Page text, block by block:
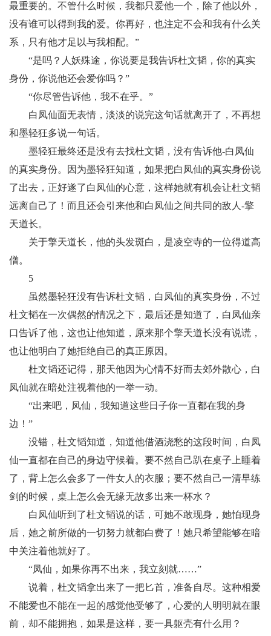
最重要的。不管什么时候，我都只爱他一个，除了他以外，
没有谁可以得到我的爱。你再好，也注定不会和我有什么关
系，只有他才足以与我相配。”
“是吗？人妖殊途，你说要是我告诉杜文韬，你的真实
身份，你说他还会爱你吗？”
“你尽管告诉他，我不在乎。”
白凤仙面无表情，淡淡的说完这句话就离开了，不再想
和墨轻狂多说一句话。
墨轻狂最终还是没有去找杜文韬，没有告诉他-白凤仙
的真实身份。因为墨轻狂知道，如果把白凤仙的真实身份说
了出去，正好遂了白凤仙的心意，这样她就有机会让杜文韬
远离自己了！而且还会引来他和白凤仙之间共同的敌人-擎
天道长。
关于擎天道长，他的头发斑白，是凌空寺的一位得道高
僧。
5
虽然墨轻狂没有告诉杜文韬，白凤仙的真实身份，不过
杜文韬在一次偶然的情况之下，最后还是知道了，白凤仙亲
口告诉了他，这也让他知道，原来那个擎天道长没有说谎，
也让他明白了她拒绝自己的真正原因。
杜文韬还记得，那天他因为心情不好而去郊外散心，白
凤仙就在暗处注视着他的一举一动。
“出来吧，凤仙，我知道这些日子你一直都在我的身
边！”
没错，杜文韬知道，知道他借酒浇愁的这段时间，白凤
仙一直都在自己的身边守候着。要不然自己趴在桌子上睡着
了，背上怎么会多了一件女人的衣服；要不然自己一清早练
剑的时候，桌上怎么会无缘无故多出来一杯水？
白凤仙听到了杜文韬说的话，可她不敢现身，她怕现身
后，她之前所做的一切努力就都白费了！她只希望能够在暗
中关注着他就好了。
“凤仙，如果你再不出来，我立刻就……”
说着，杜文韬拿出来了一把匕首，准备自尽。这种相爱
不能爱也不能在一起的感觉他受够了，心爱的人明明就在眼
前，却不能拥抱，如果是这样，要一具躯壳有什么用？